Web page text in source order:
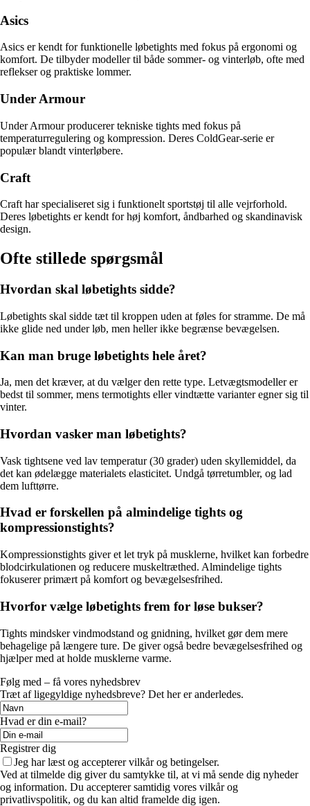
Asics
Asics er kendt for funktionelle løbetights med fokus på ergonomi og
komfort. De tilbyder modeller til både sommer- og vinterløb, ofte med
reflekser og praktiske lommer.
Under Armour
Under Armour producerer tekniske tights med fokus på
temperaturregulering og kompression. Deres ColdGear-serie er
populær blandt vinterløbere.
Craft
Craft har specialiseret sig i funktionelt sportstøj til alle vejrforhold.
Deres løbetights er kendt for høj komfort, åndbarhed og skandinavisk
design.
Ofte stillede spørgsmål
Hvordan skal løbetights sidde?
Løbetights skal sidde tæt til kroppen uden at føles for stramme. De må
ikke glide ned under løb, men heller ikke begrænse bevægelsen.
Kan man bruge løbetights hele året?
Ja, men det kræver, at du vælger den rette type. Letvægtsmodeller er
bedst til sommer, mens termotights eller vindtætte varianter egner sig til
vinter.
Hvordan vasker man løbetights?
Vask tightsene ved lav temperatur (30 grader) uden skyllemiddel, da
det kan ødelægge materialets elasticitet. Undgå tørretumbler, og lad
dem lufttørre.
Hvad er forskellen på almindelige tights og
kompressionstights?
Kompressionstights giver et let tryk på musklerne, hvilket kan forbedre
blodcirkulationen og reducere muskeltræthed. Almindelige tights
fokuserer primært på komfort og bevægelsesfrihed.
Hvorfor vælge løbetights frem for løse bukser?
Tights mindsker vindmodstand og gnidning, hvilket gør dem mere
behagelige på længere ture. De giver også bedre bevægelsesfrihed og
hjælper med at holde musklerne varme.
Følg med – få vores nyhedsbrev
Træt af ligegyldige nyhedsbreve? Det her er anderledes.
Hvad er din e-mail?
Registrer dig
Jeg har læst og accepterer vilkår og betingelser.
Ved at tilmelde dig giver du samtykke til, at vi må sende dig nyheder
og information. Du accepterer samtidig vores vilkår og
privatlivspolitik, og du kan altid framelde dig igen.